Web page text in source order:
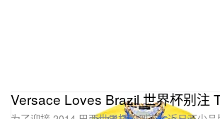
Versace Loves Brazil 世界杯别注